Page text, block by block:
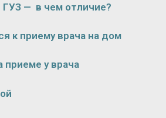
ГУЗ — в чем отличие?
к приему врача на дом
приеме у врача